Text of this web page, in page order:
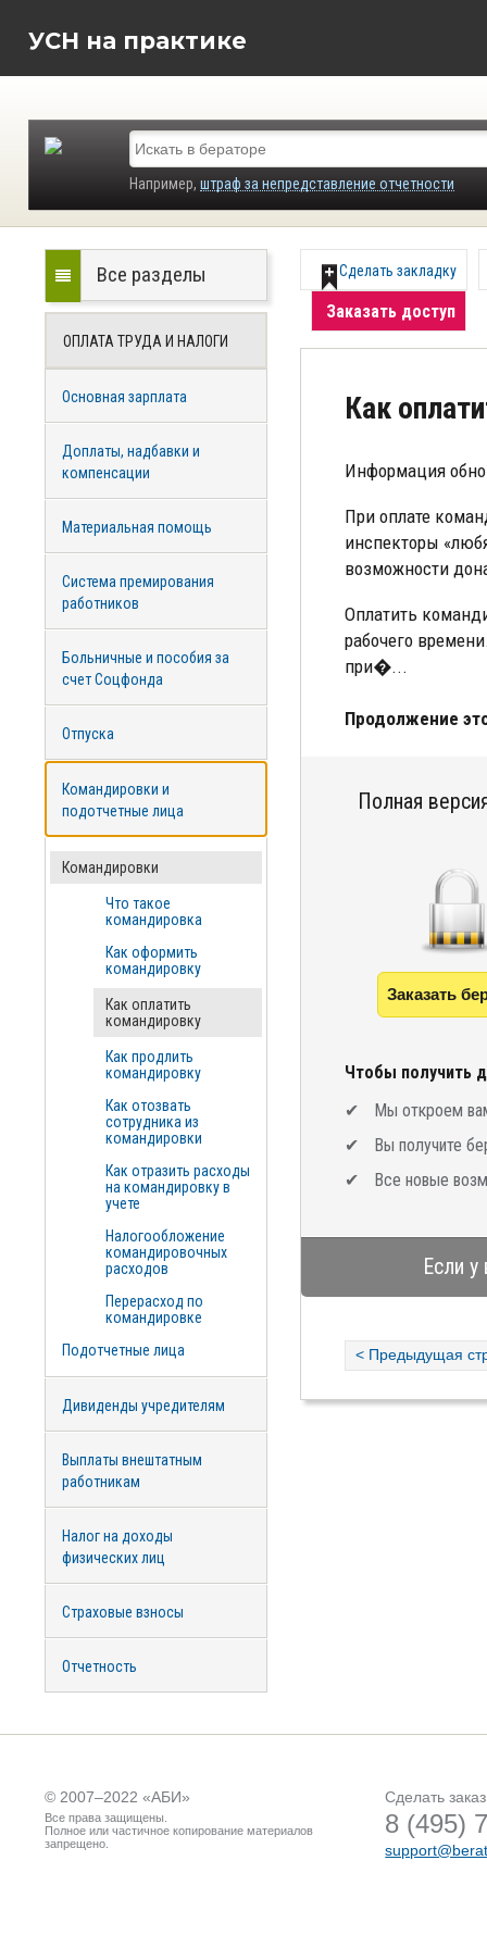
УСН на практике
Например, штраф за непредставление отчетности
Сделать закладку
Заказать доступ
Как
Информация
При оплате
инспекторы
возможности
Оплатить
рабочего
при�...
Продолжение
Полная
Заказать
Чтобы получить
Мы откроем
Вы получите
Все новые
Если
< Предыдущая
Все разделы
ОПЛАТА ТРУДА И НАЛОГИ
Основная зарплата
Доплаты, надбавки и
компенсации
Материальная помощь
Система премирования
работников
Больничные и пособия за
счет Соцфонда
Отпуска
Командировки и
подотчетные лица
Командировки
Что такое
командировка
Как оформить
командировку
Как оплатить
командировку
Как продлить
командировку
Как отозвать
сотрудника из
командировки
Как отразить расходы
на командировку в
учете
Налогообложение
командировочных
расходов
Перерасход по
командировке
Подотчетные лица
Дивиденды учредителям
Выплаты внештатным
работникам
Налог на доходы
физических лиц
Страховые взносы
Отчетность
© 2007–2022 «АБИ»
Все права защищены.
Полное или частичное копирование материалов
запрещено.
Сделать
8 (495)